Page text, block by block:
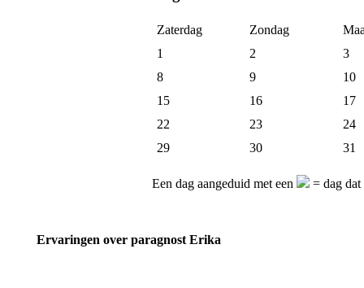
Zaterdag Zondag
1
2
3
8
9
10
15
16
17
22
23
24
29
30 31
Een dag aangeduid met een = dag dat
Ervaringen over paragnost Erika